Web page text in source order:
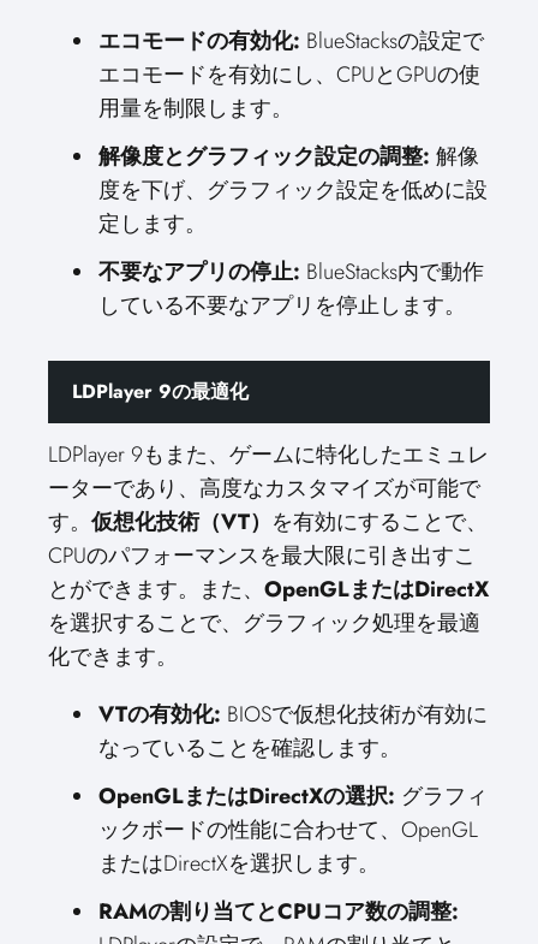
エコモードの有効化: BlueStacksの設定で
エコモードを有効にし、CPUとGPUの使
用量を制限します。
解像度とグラフィック設定の調整: 解像
度を下げ、グラフィック設定を低めに設
定します。
不要なアプリの停止: BlueStacks内で動作
している不要なアプリを停止します。
LDPlayer 9の最適化
LDPlayer 9もまた、ゲームに特化したエミュレ
ーターであり、高度なカスタマイズが可能で
す。仮想化技術（VT） を有効にすることで、
CPUのパフォーマンスを最大限に引き出すこ
とができます。また、 OpenGLまたはDirectX
を選択することで、グラフィック処理を最適
化できます。
VTの有効化: BIOSで仮想化技術が有効に
なっていることを確認します。
OpenGLまたはDirectXの選択: グラフィ
ックボードの性能に合わせて、OpenGL
またはDirectXを選択します。
RAMの割り当てとCPUコア数の調整: